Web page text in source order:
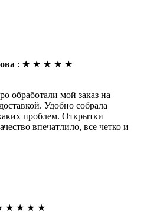
: ★ ★ ★ ★ ★
обработали мой заказ на
Удобно собрала
проблем. Открытки
впечатлило, все четко и
★ ★ ★ ★